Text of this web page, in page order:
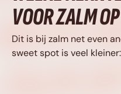
VOOR ZALM
Dit is bij zalm net even
sweet spot is veel kleiner: